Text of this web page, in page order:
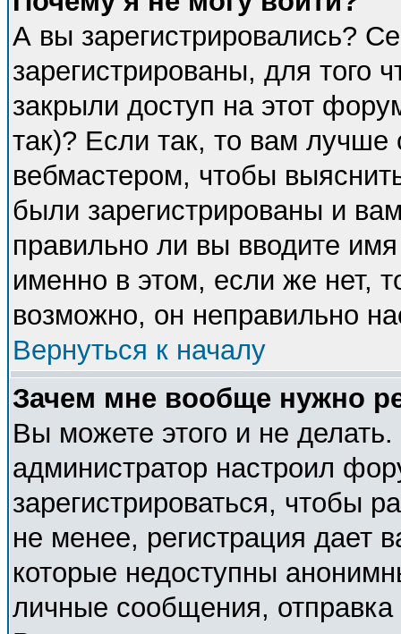
А вы зарегистрировались?
зарегистрированы, для того
закрыли доступ на этот
так)? Если так, то вам лучше
вебмастером, чтобы
были зарегистрированы и
правильно ли вы вводите
именно в этом, если же нет,
возможно, он неправильно
Вернуться к началу
Зачем мне вообще нужно
Вы можете этого и не делать.
администратор настроил
зарегистрироваться, чтобы
не менее, регистрация дает
которые недоступны
личные сообщения, отправка